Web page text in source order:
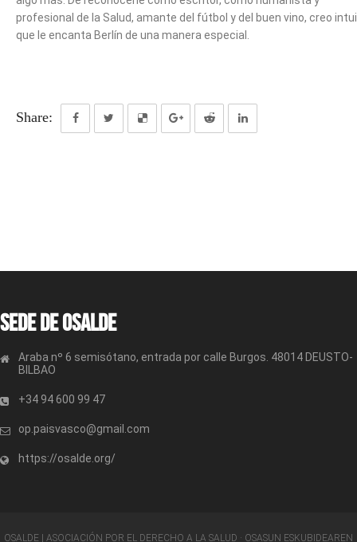
profesional de la Salud, amante del fútbol y del buen vino, creo
que le encanta Berlín de una manera especial.
Share:
Sede de OSALDE
Araba nº 6 semisótano, entrada por calle Burgos. 48014 DEUSTO-
BILBAO
+34 94 600 99 47
op.paisvasco@gmail.com
https://osalde.org/
OSALDE | ASOCIACIÓN POR EL DERECHO A LA SALUD · OSASUN ESKUBIDEAREN